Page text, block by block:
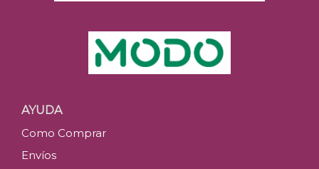
AYUDA
Como Comprar
Envíos